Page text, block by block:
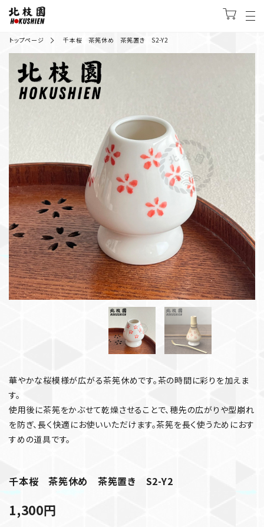
トップページ 千本桜 茶筅休め 茶筅置き S2-Y2
華やかな桜模様が広がる茶筅休めです。茶の時間に彩りを加えま
す。
使用後に茶筅をかぶせて乾燥させることで、穂先の広がりや型崩れ
を防ぎ、長く快適にお使いいただけます。茶筅を長く使うためにおす
すめの道具です。
千本桜 茶筅休め 茶筅置き S2-Y2
1,300円